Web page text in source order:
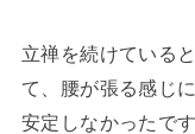
立禅を続けている
て、腰が張る感じ
安定しなかったで